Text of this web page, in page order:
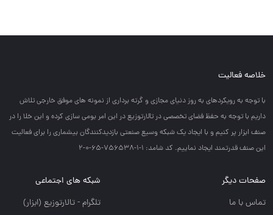
خلاصه فعالیت
با توجه به رويكردهاي به روز دنياي مجازي و گرته برداري از نمونه هاي موفق خارجي تلاش
داريم با توجه به حفظ فضاي تخصصي در تالارتوزيع در اين امر بومي سازي كرده و اين خلا را در
صنف ابزار پر كنيم و با ايجاد يك شبكه وسيع صنعتي بازديدكنندگان بيشماري را براي فعاليت
اين صنف قدرتمند ايجاد نماييم. کد شامد: 1-1-756538-65-0-2
صفحات دیگر
تماس با ما
شبکه های اجتماعی
تلگرام - تالارتوزيع (ابزار)